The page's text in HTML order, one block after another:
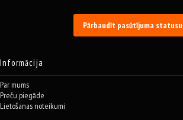
Pārbaudīt pasūtījuma statusu
Informācija
Par mums
Preču piegāde
Lietošanas noteikumi